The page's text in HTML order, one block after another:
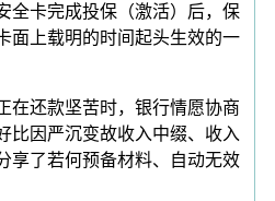
全卡完成投保（激活）后，保
面上载明的时间起头生效的一
还款坚苦时，银行情愿协商
比因严沉变故收入中缀、收入
享了若何预备材料、自动无效